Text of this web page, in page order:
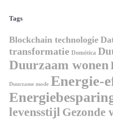
Tags
Blockchain technologie
transformatie Domótica
Duurzaam wonen
Duurzame mode Energie-
levensstijl Gezonde